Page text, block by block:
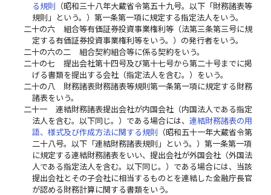
る規則 （昭和三十八年大蔵省令第五十九号。以下「財務諸表等
規則」という。）第一条第一項に規定する指定法人をいう。
二十の六
組合等有価証券投資事業権利等（法第三条第三号に規
定する有価証券投資事業権利等をいう。）の発行者をいう。
二十の六の二
組合契約組合等に係る契約をいう。
二十の七
提出会社第十四号及び第十七号から第二十号までに掲
げる書類を提出する会社（指定法人を含む。）をいう。
二十の八
財務諸表財務諸表等規則第一条第一項に規定する財務
諸表をいう。
二十一
連結財務諸表提出会社が内国会社（内国法人である指定
法人を含む。以下同じ。）である場合には、 連結財務諸表の用
語、様式及び作成方法に関する規則 （昭和五十一年大蔵省令第
二十八号。以下「連結財務諸表規則」という。）第一条第一項
に規定する連結財務諸表をいい、提出会社が外国会社（外国法
人である指定法人を含む。以下同じ。）である場合には、当該
提出会社とその子会社に相当するものとを連結した金融庁長官
が認める財務計算に関する書類をいう。